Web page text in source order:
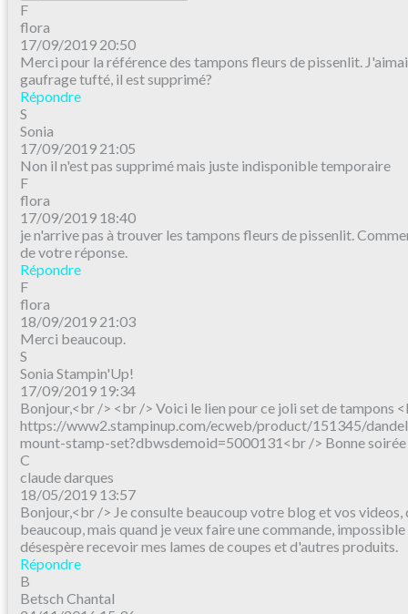
F
flora
17/09/2019 20:50
Merci pour la référence des tampons fleurs de pissenlit.
gaufrage tufté, il est supprimé?
Répondre
S
Sonia
17/09/2019 21:05
Non il n'est pas supprimé mais juste indisponible temporaire
F
flora
17/09/2019 18:40
je n'arrive pas à trouver les tampons fleurs de pissenlit.
de votre réponse.
Répondre
F
flora
18/09/2019 21:03
Merci beaucoup.
S
Sonia Stampin'Up!
17/09/2019 19:34
Bonjour,<br /> <br /> Voici le lien pour ce joli set de tampons
https://www2.stampinup.com/ecweb/product/151345/
mount-stamp-set?dbwsdemoid=5000131<br /> Bonne soirée
C
claude darques
18/05/2019 13:57
Bonjour,<br /> Je consulte beaucoup votre blog et vos videos,
beaucoup, mais quand je veux faire une commande,
désespère recevoir mes lames de coupes et d'autres produits.
Répondre
B
Betsch Chantal